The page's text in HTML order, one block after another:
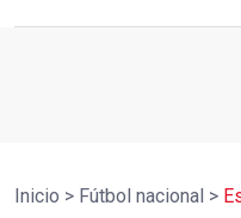
Inicio > Fútbol nacional >